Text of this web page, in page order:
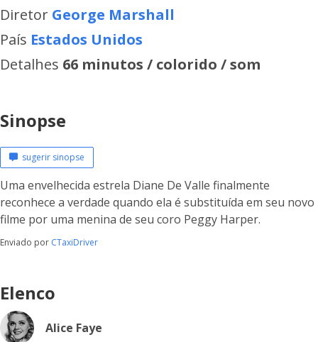
Diretor George Marshall
País Estados Unidos
Detalhes 66 minutos / colorido / som
Sinopse
sugerir sinopse
Uma envelhecida estrela Diane De Valle finalmente
reconhece a verdade quando ela é substituída em seu novo
filme por uma menina de seu coro Peggy Harper.
Enviado por CTaxiDriver
Elenco
Alice Faye